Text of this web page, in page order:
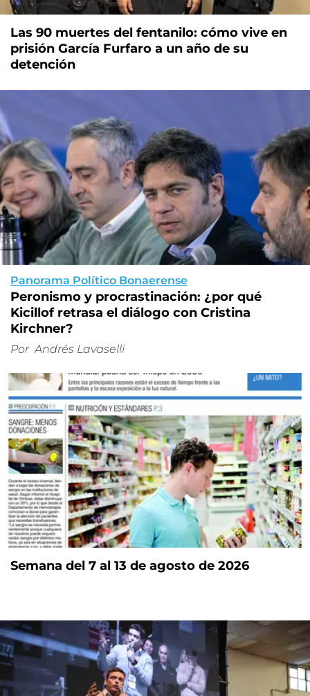
Las 90 muertes del fentanilo: cómo vive en
prisión García Furfaro a un año de su
detención
Panorama Político Bonaerense
Peronismo y procrastinación: ¿por qué
Kicillof retrasa el diálogo con Cristina
Kirchner?
Por Andrés Lavaselli
Semana del 7 al 13 de agosto de 2026